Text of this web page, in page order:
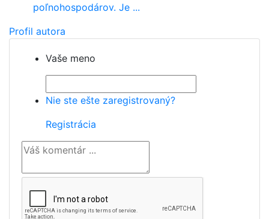
poľnohospodárov. Je ...
Profil autora
Vaše meno
Nie ste ešte zaregistrovaný?
Registrácia